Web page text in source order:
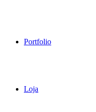
Portfolio
Loja